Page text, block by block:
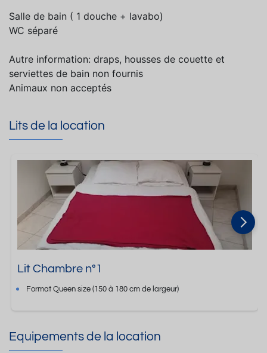
Salle de bain ( 1 douche + lavabo)
WC séparé
Autre information: draps, housses de couette et
serviettes de bain non fournis
Animaux non acceptés
Lits de la location
Lit Chambre n°1
FormatQueen size (150 à 180 cm de largeur)
Equipements de la location